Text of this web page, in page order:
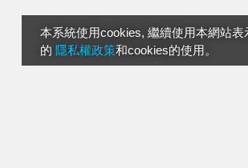
本系統使用cookies, 繼續使用本網站表
的 隱私權政策和cookies的使用。